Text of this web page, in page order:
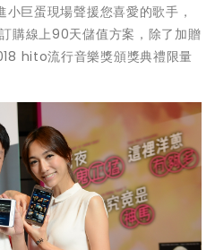
巨蛋現場聲援您喜愛的歌手，
購線上90天儲值方案，除了加贈
hito流行音樂獎頒獎典禮限量